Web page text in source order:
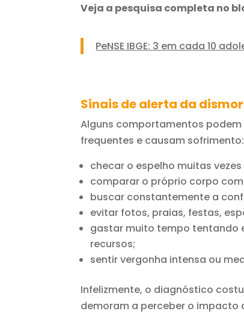
Veja a pesquisa completa no
PeNSE IBGE: 3 em cada 10
Sinais de alerta da
Alguns comportamentos
frequentes e causam sofrimento:
checar o espelho muitas
comparar o próprio corpo
buscar constantemente a
evitar fotos, praias, festas,
gastar muito tempo tentando
recursos;
sentir vergonha intensa ou
Infelizmente, o diagnóstico
demoram a perceber o impacto